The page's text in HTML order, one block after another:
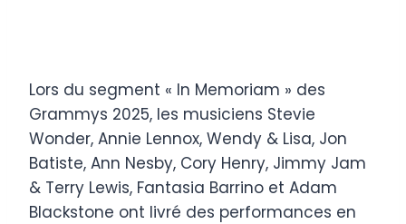
Lors du segment « In Memoriam » des
Grammys 2025, les musiciens Stevie
Wonder, Annie Lennox, Wendy & Lisa, Jon
Batiste, Ann Nesby, Cory Henry, Jimmy Jam
& Terry Lewis, Fantasia Barrino et Adam
Blackstone ont livré des performances en